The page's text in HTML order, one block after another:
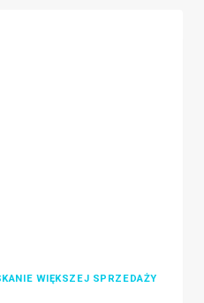
WIĘKSZEJ SPRZEDAŻY